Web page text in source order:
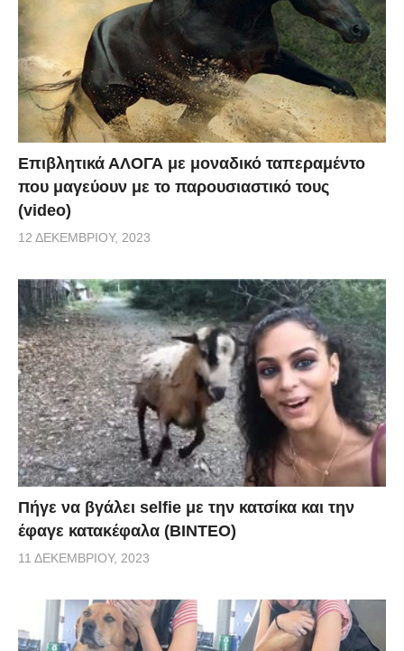
Επιβλητικά ΑΛΟΓΑ με μοναδικό ταπεραμέντο
που μαγεύουν με το παρουσιαστικό τους
(video)
12 ΔΕΚΕΜΒΡΊΟΥ, 2023
Πήγε να βγάλει selfie με την κατσίκα και την
έφαγε κατακέφαλα (ΒΙΝΤΕΟ)
11 ΔΕΚΕΜΒΡΊΟΥ, 2023